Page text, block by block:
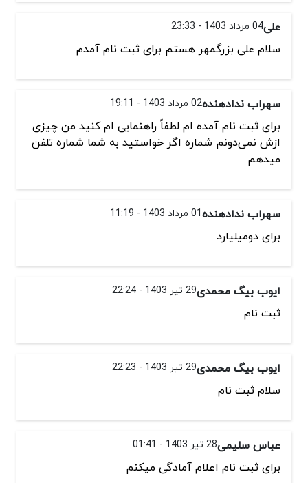
علی04 مرداد 1403 - 23:33
سلام علی بزرگمهر هستم برای ثبت نام آمدم
سهراب ندادهنده02 مرداد 1403 - 19:11
برای ثبت نام آمده ام لطفاً راهنمایی ام کنید من چیزی
ازش نمی‌دونم شماره اگر خواستید به شما شماره تلفن
میدهم
سهراب ندادهنده01 مرداد 1403 - 11:19
برای دومیلیارد
ایوب بیگ محمدی29 تیر 1403 - 22:24
ثبت نام
ایوب بیگ محمدی29 تیر 1403 - 22:23
سلام ثبت نام
عباس سلیمی28 تیر 1403 - 01:41
برای ثبت نام اعلام آمادگی میکنم